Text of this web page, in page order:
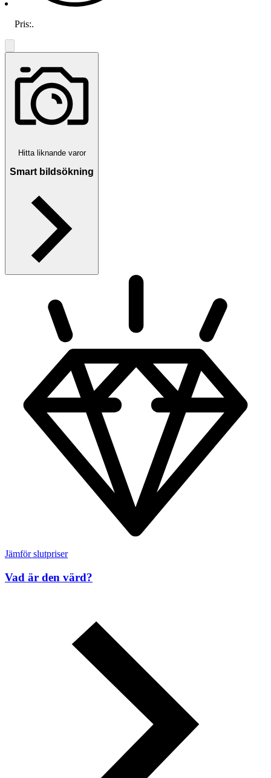
Pris:.
Hitta liknande varor
Smart bildsökning
Jämför slutpriser
Vad är den värd?